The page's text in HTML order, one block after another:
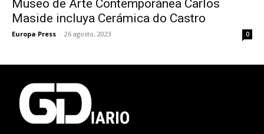
Museo de Arte Contemporánea Carlos
Maside incluya Cerámica do Castro
Europa Press - 26 agosto, 2023 0